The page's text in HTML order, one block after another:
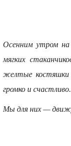
Осенним утром на
мягких
желтые костяшки
громко и счастливо.
Мы для них —